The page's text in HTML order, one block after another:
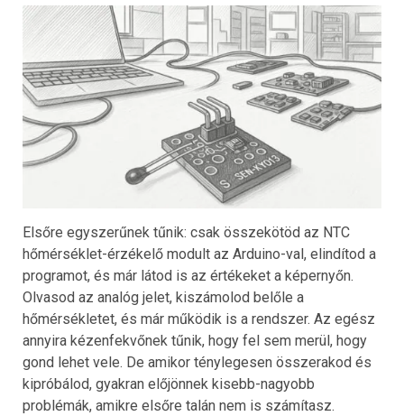
Elsőre egyszerűnek tűnik: csak összekötöd az NTC
hőmérséklet-érzékelő modult az Arduino-val, elindítod a
programot, és már látod is az értékeket a képernyőn.
Olvasod az analóg jelet, kiszámolod belőle a
hőmérsékletet, és már működik is a rendszer. Az egész
annyira kézenfekvőnek tűnik, hogy fel sem merül, hogy
gond lehet vele. De amikor ténylegesen összerakod és
kipróbálod, gyakran előjönnek kisebb-nagyobb
problémák, amikre elsőre talán nem is számítasz.